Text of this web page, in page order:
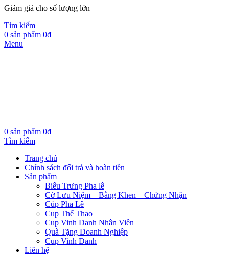
Giảm giá cho số lượng lớn
Tìm kiếm
0 sản phẩm 0₫
Menu
0 sản phẩm 0₫
Tìm kiếm
Trang chủ
Chính sách đổi trả và hoàn tiền
Sản phẩm
Biểu Trưng Pha lê
Cờ Lưu Niệm – Bằng Khen – Chứng Nhận
Cúp Pha Lê
Cup Thể Thao
Cup Vinh Danh Nhân Viên
Quà Tặng Doanh Nghiệp
Cup Vinh Danh
Liên hệ